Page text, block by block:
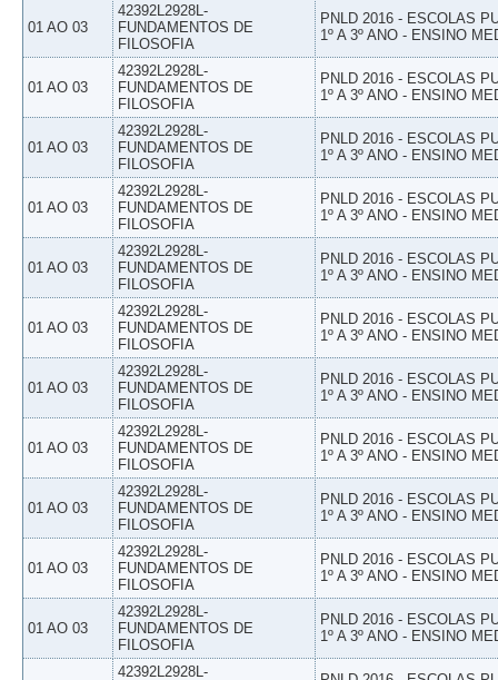
01 AO 03
42392L2928L-
FUNDAMENTOS DE
FILOSOFIA
PNLD 2016 - ESCOLAS
1º A 3º ANO - ENSINO
01 AO 03
42392L2928L-
FUNDAMENTOS DE
FILOSOFIA
PNLD 2016 - ESCOLAS
1º A 3º ANO - ENSINO
01 AO 03
42392L2928L-
FUNDAMENTOS DE
FILOSOFIA
PNLD 2016 - ESCOLAS
1º A 3º ANO - ENSINO
01 AO 03
42392L2928L-
FUNDAMENTOS DE
FILOSOFIA
PNLD 2016 - ESCOLAS
1º A 3º ANO - ENSINO
01 AO 03
42392L2928L-
FUNDAMENTOS DE
FILOSOFIA
PNLD 2016 - ESCOLAS
1º A 3º ANO - ENSINO
01 AO 03
42392L2928L-
FUNDAMENTOS DE
FILOSOFIA
PNLD 2016 - ESCOLAS
1º A 3º ANO - ENSINO
01 AO 03
42392L2928L-
FUNDAMENTOS DE
FILOSOFIA
PNLD 2016 - ESCOLAS
1º A 3º ANO - ENSINO
01 AO 03
42392L2928L-
FUNDAMENTOS DE
FILOSOFIA
PNLD 2016 - ESCOLAS
1º A 3º ANO - ENSINO
01 AO 03
42392L2928L-
FUNDAMENTOS DE
FILOSOFIA
PNLD 2016 - ESCOLAS
1º A 3º ANO - ENSINO
01 AO 03
42392L2928L-
FUNDAMENTOS DE
FILOSOFIA
PNLD 2016 - ESCOLAS
1º A 3º ANO - ENSINO
01 AO 03
42392L2928L-
FUNDAMENTOS DE
FILOSOFIA
PNLD 2016 - ESCOLAS
1º A 3º ANO - ENSINO
42392L2928L-